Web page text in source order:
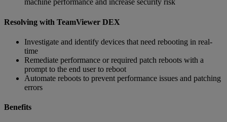
machine performance and increase security risk
Resolving with TeamViewer DEX
Investigate and identify devices that need rebooting in real-
time
Remediate performance or required patch reboots with a
prompt to the end user to reboot
Automate reboots to prevent performance issues and patching
errors
Benefits